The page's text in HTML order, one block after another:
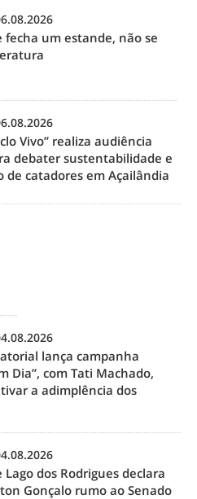
fecha um estande, não se
Vivo” realiza audiência
debater sustentabilidade e
de catadores em Açailândia
lança campanha
Dia”, com Tati Machado,
a adimplência dos
Lago dos Rodrigues declara
Gonçalo rumo ao Senado